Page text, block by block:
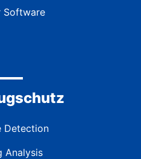
Software
Detection
Analysis